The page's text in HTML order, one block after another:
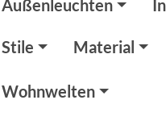
Außenleuchten
Stile Material
Wohnwelten